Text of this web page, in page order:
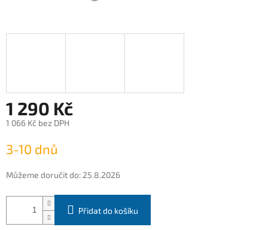
1 290 Kč
1 066 Kč bez DPH
cena:
3-10 dnů
Můžeme doručit do: 25.8.2026
Přidat do košíku